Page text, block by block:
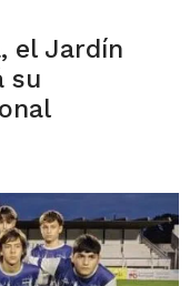
el Jardín
su